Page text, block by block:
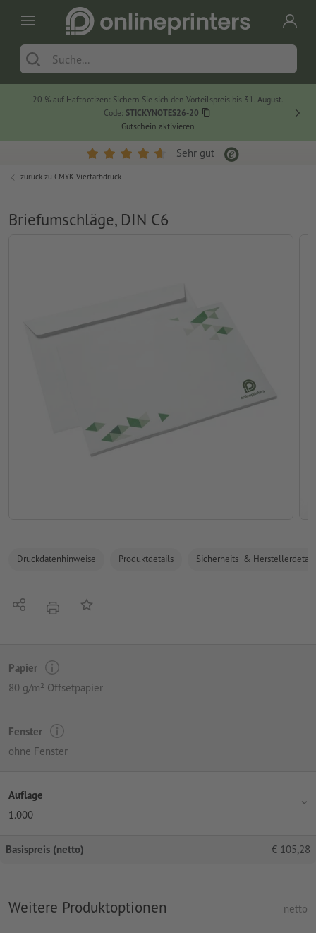
20 % auf Haftnotizen: Sichern Sie sich den Vorteilspreis bis 31. August.
Code: STICKYNOTES26-20
Gutschein aktivieren
Sehr gut
zurück zu CMYK-Vierfarbdruck
Briefumschläge, DIN C6
Druckdatenhinweise Produktdetails Sicherheits- &
Teilen DruckenAuf die Merkliste
Papier
80 g/m² Offsetpapier
Fenster
ohne Fenster
Auflage
1.000
Basispreis (netto) € 105,28
Weitere Produktoptionen netto